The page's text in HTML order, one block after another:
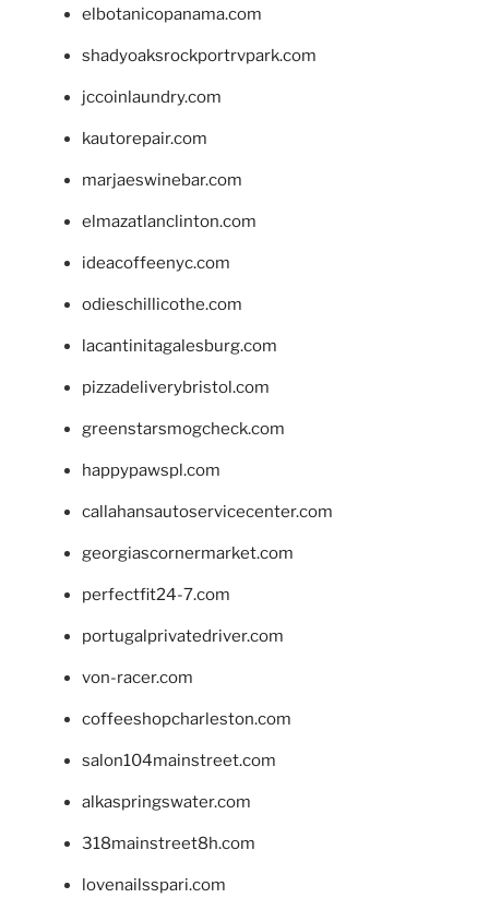
elbotanicopanama.com
shadyoaksrockportrvpark.com
jccoinlaundry.com
kautorepair.com
marjaeswinebar.com
elmazatlanclinton.com
ideacoffeenyc.com
odieschillicothe.com
lacantinitagalesburg.com
pizzadeliverybristol.com
greenstarsmogcheck.com
happypawspl.com
callahansautoservicecenter.com
georgiascornermarket.com
perfectfit24-7.com
portugalprivatedriver.com
von-racer.com
coffeeshopcharleston.com
salon104mainstreet.com
alkaspringswater.com
318mainstreet8h.com
lovenailsspari.com